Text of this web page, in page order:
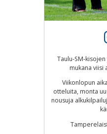
Taulu-SM-
mukana viisi
Viikonlopun
otteluita, monta
nousuja